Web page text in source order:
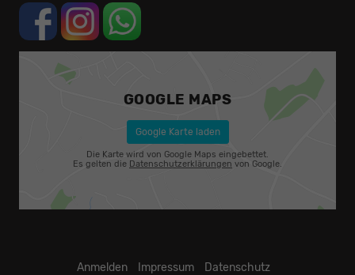
GOOGLE MAPS
Google Karte laden
Die Karte wird von Google Maps eingebettet.
Es gelten die Datenschutzerklärungen von Google.
Anmelden Impressum Datenschutz